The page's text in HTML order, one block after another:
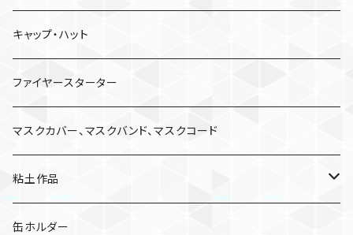
キャップ・ハット
ファイヤースターター
マスクカバー、マスクバンド、マスクコード
粘土作品
亀
缶ホルダー